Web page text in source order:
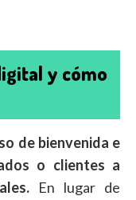
y cómo
de bienvenida e
o clientes a
En lugar de